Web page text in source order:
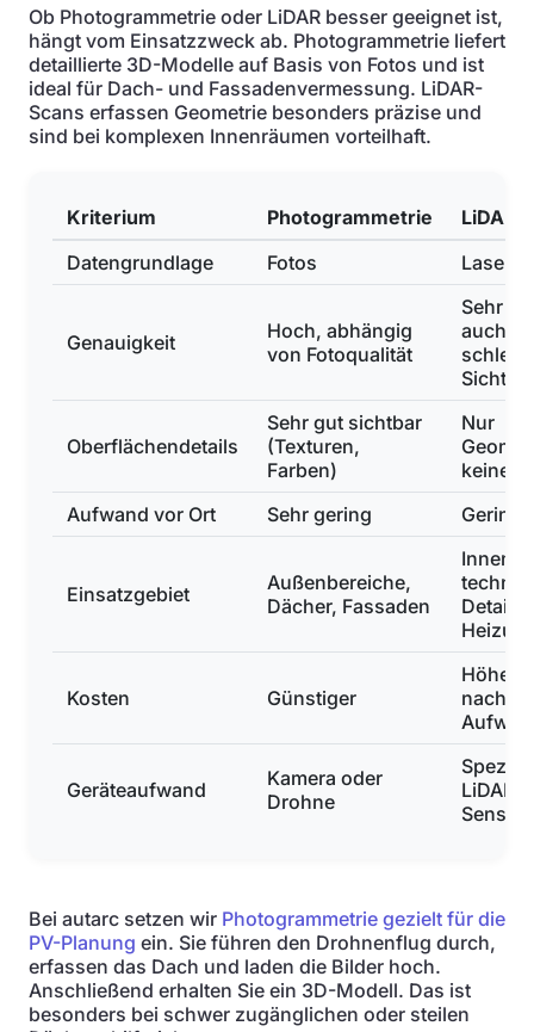
Ob Photogrammetrie oder LiDAR besser geeignet ist,
hängt vom Einsatzzweck ab. Photogrammetrie liefert
detaillierte 3D-Modelle auf Basis von Fotos und ist
ideal für Dach- und Fassadenvermessung. LiDAR-
Scans erfassen Geometrie besonders präzise und
sind bei komplexen Innenräumen vorteilhaft.
Kriterium Photogrammetrie
LiDAR-
Datengrundlage
Fotos
Genauigkeit
Hoch, abhängig
von Fotoqualität
Sehr
auch
Sicht
Oberflächendetails
Sehr gut sichtbar
(Texturen,
Farben)
Nur
keine
Aufwand vor Ort
Sehr gering Gering
Einsatzgebiet
Außenbereiche,
Dächer, Fassaden
Details,
Kosten Günstiger
Höher,
nach
Geräteaufwand
Kamera oder
Drohne
LiDAR-
Sensor
Bei autarc setzen wir Photogrammetrie gezielt für die
PV-Planung ein. Sie führen den Drohnenflug durch,
erfassen das Dach und laden die Bilder hoch.
Anschließend erhalten Sie ein 3D-Modell. Das ist
besonders bei schwer zugänglichen oder steilen